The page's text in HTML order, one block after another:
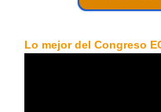
Lo mejor del Congreso